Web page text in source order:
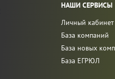
НАШИ СЕРВИСЫ
Личный кабинет
База компаний
База новых
База ЕГРЮЛ